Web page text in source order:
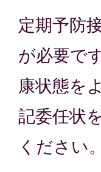
定期予防
が必要で
康状態を
記委任状
ください。